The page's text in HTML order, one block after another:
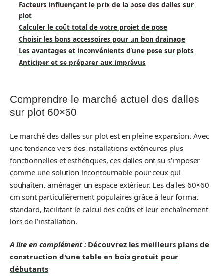
Facteurs influençant le prix de la pose des dalles sur
plot
Calculer le coût total de votre projet de pose
Choisir les bons accessoires pour un bon drainage
Les avantages et inconvénients d’une pose sur plots
Anticiper et se préparer aux imprévus
Comprendre le marché actuel des dalles
sur plot 60×60
Le marché des dalles sur plot est en pleine expansion. Avec
une tendance vers des installations extérieures plus
fonctionnelles et esthétiques, ces dalles ont su s’imposer
comme une solution incontournable pour ceux qui
souhaitent aménager un espace extérieur. Les dalles 60×60
cm sont particulièrement populaires grâce à leur format
standard, facilitant le calcul des coûts et leur enchaînement
lors de l’installation.
A lire en complément : Découvrez les meilleurs plans de
construction d'une table en bois gratuit pour
débutants